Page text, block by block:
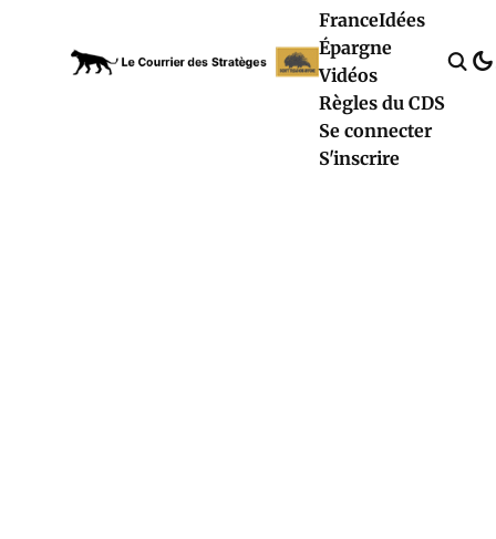
FranceIdées
Épargne
Vidéos
Règles du CDS
Se connecter
S'inscrire